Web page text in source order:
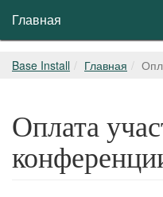
Главная
Base Install Главная
Оплата